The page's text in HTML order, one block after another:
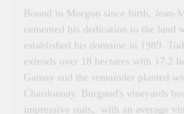
Bound to Morgon since birth, Jean-
cemented his dedication to the land
established his domaine in 1989.
extends over 18 hectares with 17.2
Gamay and the remainder planted
Chardonnay. Burgaud's vineyards
impressive stats,. with an average